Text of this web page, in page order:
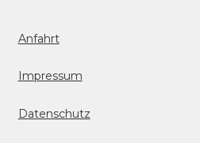
Anfahrt
Impressum
Datenschutz